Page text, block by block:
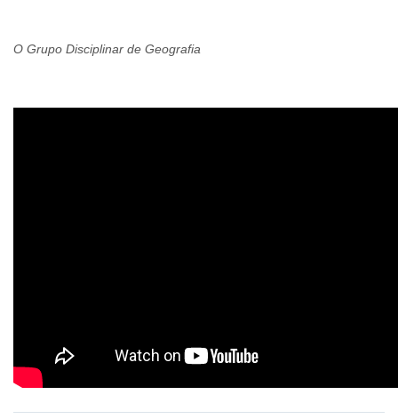
O Grupo Disciplinar de Geografia